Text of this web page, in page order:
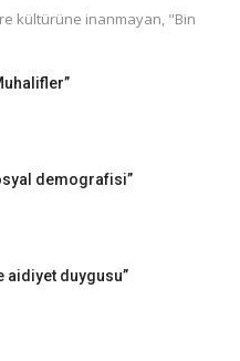
kültürüne inanmayan, "Bin
demografisi”
aidiyet duygusu”